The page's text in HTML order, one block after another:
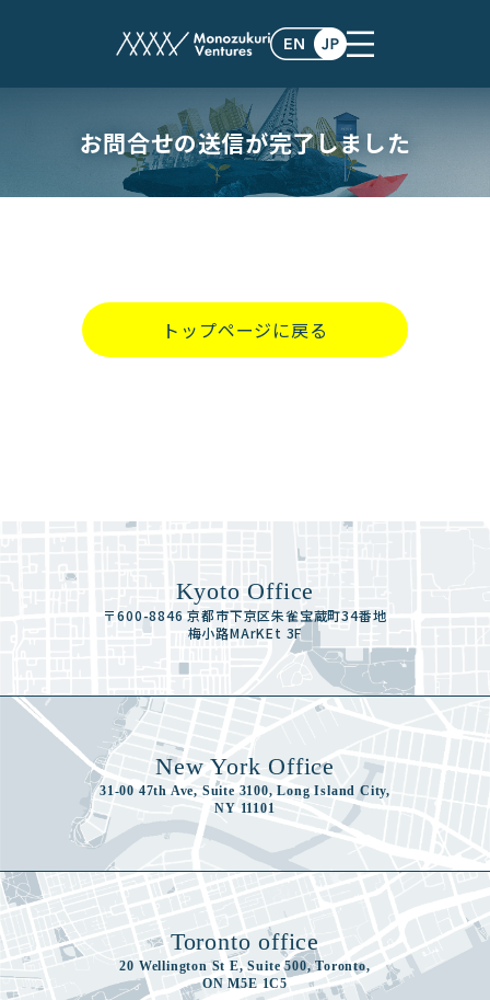
お問合せの送信が完了しました
トップページに戻る
Kyoto Office
〒600-8846 京都市下京区朱雀宝蔵町34番地
梅小路MArKEt 3F
New York Office
31-00 47th Ave, Suite 3100, Long Island City,
NY 11101
Toronto office
20 Wellington St E, Suite 500, Toronto,
ON M5E 1C5